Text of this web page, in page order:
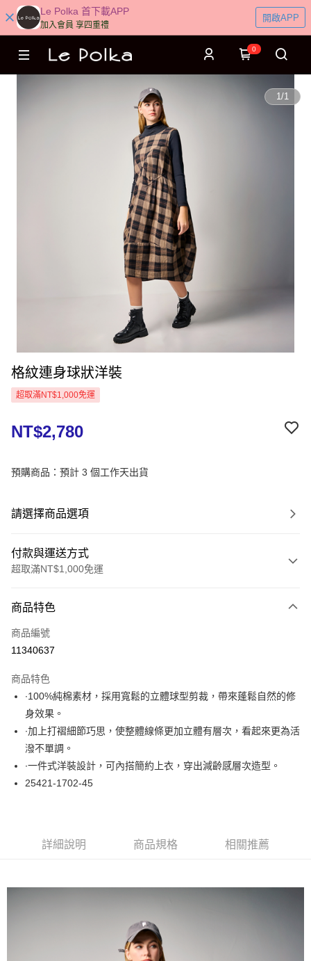
Le Polka 首下載APP
加入會員 享四重禮
開啟APP
0
1/1
格紋連身球狀洋裝
超取滿NT$1,000免運
NT$2,780
預購商品：預計 3 個工作天出貨
請選擇商品選項
付款與運送方式
超取滿NT$1,000免運
信用卡一次付款
超商取貨付款
Apple Pay
悠遊付
大哥付你分期
相關說明
1.本服務由台灣大哥大提供，台灣大哥大用戶可立即使用無須另外申請。
3.實際核准額度、可分期數及費用金額請依後續交易確認頁面所載為準。
4.訂單成立30分鐘內，如未前往確認交易或遇審核未通過，訂單將自動取
【繳款方式說明】
2.透過簡訊連結打開帳單後，可選擇「超商條碼／台灣大直營門市／銀行轉
帳／街口支付／iPASS MONEY」等通路繳費。
ATM付款
全家取貨付款
付款後全家取貨
每筆NT$60，滿NT$1,000(含以上)免運費
商品特色
商品編號
11340637
商品特色
∙100%純棉素材，採用寬鬆的立體球型剪裁，帶來蓬鬆自然的修
身效果。
∙加上打褶細節巧思，使整體線條更加立體有層次，看起來更為活
潑不單調。
∙一件式洋裝設計，可內搭簡約上衣，穿出減齡感層次造型。
25421-1702-45
詳細說明 商品規格 相關推薦